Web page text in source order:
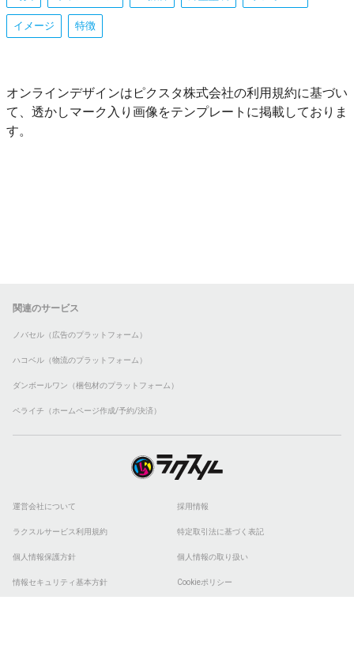
イメージ 特徴
オンラインデザインはピクスタ株式会社の利用規約に基づい
て、透かしマーク入り画像をテンプレートに掲載しておりま
す。
関連のサービス
ノバセル（広告のプラットフォーム）
ハコベル（物流のプラットフォーム）
ダンボールワン（梱包材のプラットフォーム）
ペライチ（ホームページ作成/予約/決済）
運営会社について 採用情報
ラクスルサービス利用規約 特定取引法に基づく表記
個人情報保護方針 個人情報の取り扱い
情報セキュリティ基本方針 Cookieポリシー